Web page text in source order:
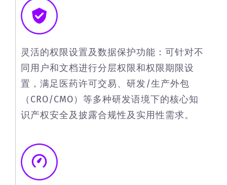
灵活的权限设置及数据保护功能：可针对不
同用户和文档进行分层权限和权限期限设
置，满足医药许可交易、研发/生产外包
（CRO/CMO）等多种研发语境下的核心知
识产权安全及披露合规性及实用性需求。